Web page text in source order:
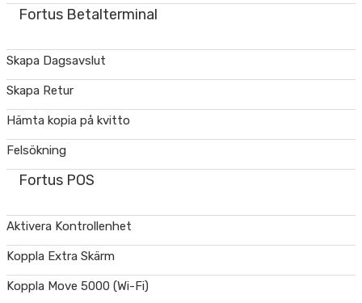
Fortus Betalterminal
Skapa Dagsavslut
Skapa Retur
Hämta kopia på kvitto
Felsökning
Fortus POS
Aktivera Kontrollenhet
Koppla Extra Skärm
Koppla Move 5000 (Wi-Fi)